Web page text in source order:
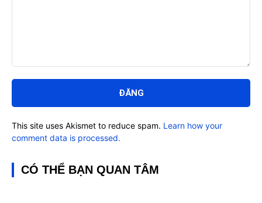
luận:
This site uses Akismet to reduce spam. Learn how your
comment data is processed.
CÓ THỂ BẠN QUAN TÂM